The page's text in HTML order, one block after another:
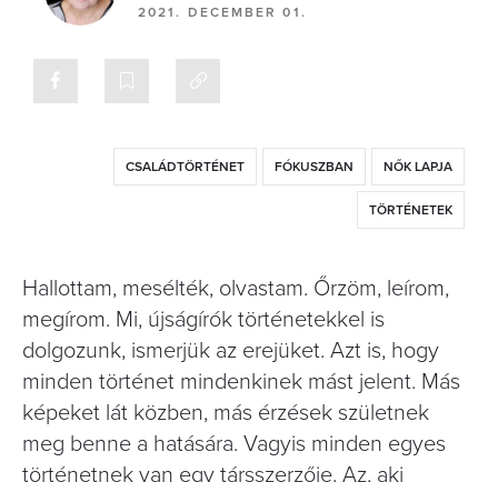
2021. DECEMBER 01.
CSALÁDTÖRTÉNET FÓKUSZBAN NŐK LAPJA
TÖRTÉNETEK
Hallottam, mesélték, olvastam. Őrzöm, leírom,
megírom. Mi, újságírók történetekkel is
dolgozunk, ismerjük az erejüket. Azt is, hogy
minden történet mindenkinek mást jelent. Más
képeket lát közben, más érzések születnek
meg benne a hatására. Vagyis minden egyes
történetnek van egy társszerzője. Az, aki